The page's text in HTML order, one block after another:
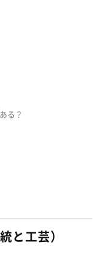
る？
統と工芸）